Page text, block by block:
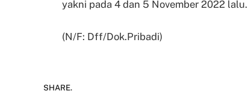
yakni pada 4 dan 5 November 2022 lalu.
(N/F: Dff/Dok.Pribadi)
SHARE.